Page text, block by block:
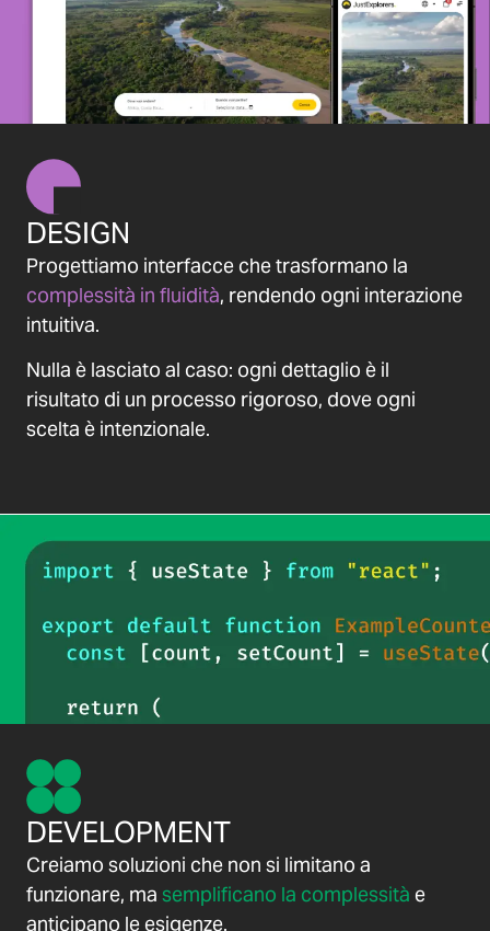
DESIGN
Progettiamo interfacce che trasformano la
complessità in fluidità, rendendo ogni interazione
intuitiva.
Nulla è lasciato al caso: ogni dettaglio è il
risultato di un processo rigoroso, dove ogni
scelta è intenzionale.
DEVELOPMENT
Creiamo soluzioni che non si limitano a
funzionare, ma semplificano la complessità e
anticipano le esigenze.